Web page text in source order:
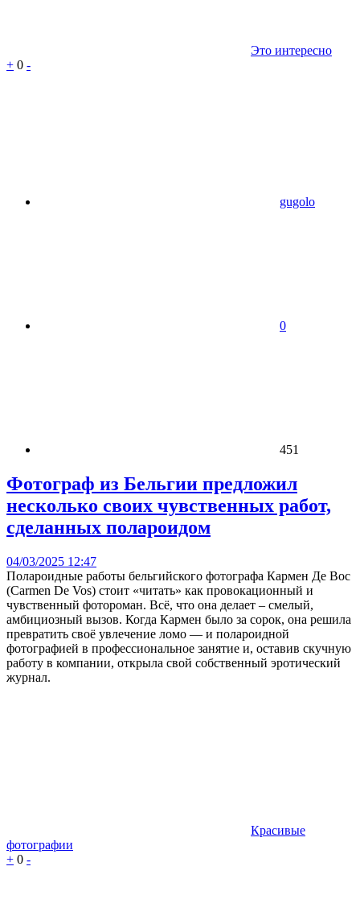
Это интересно
+ 0 -
gugolo
0
451
Фотограф из Бельгии предложил
несколько своих чувственных работ,
сделанных полароидом
04/03/2025 12:47
Полароидные работы бельгийского фотографа Кармен Де Вос
(Carmen De Vos) стоит «читать» как провокационный и
чувственный фотороман. Всё, что она делает – смелый,
амбициозный вызов. Когда Кармен было за сорок, она решила
превратить своё увлечение ломо — и полароидной
фотографией в профессиональное занятие и, оставив скучную
работу в компании, открыла свой собственный эротический
журнал.
Красивые
фотографии
+ 0 -